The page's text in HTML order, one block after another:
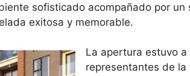
sofisticado acompañado por un
exitosa y memorable.
La apertura estuvo a
representantes de la